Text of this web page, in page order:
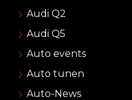
Audi Q2
Audi Q5
Auto events
Auto tunen
Auto-News